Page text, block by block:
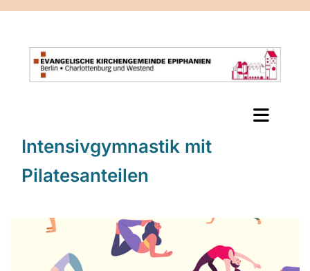
Intensivgymnastik mit
Pilatesanteilen